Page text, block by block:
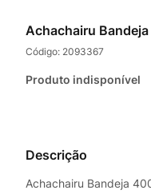
Achachairu
Código: 2093367
Produto indisponível
Descrição
Achachairu Bandeja